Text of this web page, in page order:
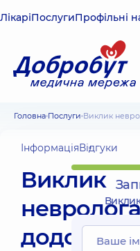
ЛікаріПослугиПрофільні
Головна Послуги Виклик
ІнформаціяВідгуки
Виклик
додому